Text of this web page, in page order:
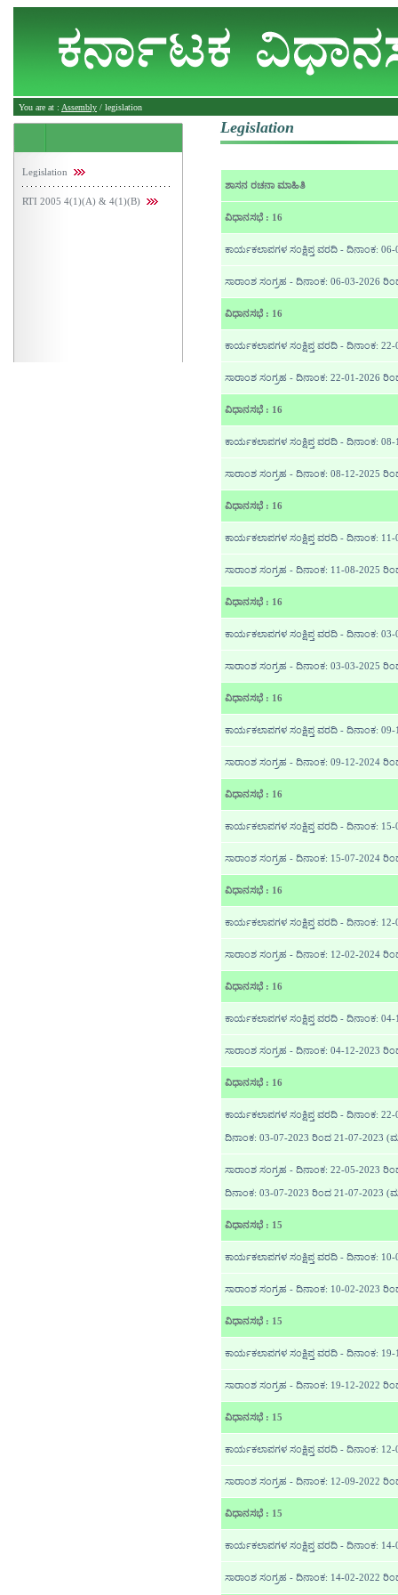
You are at : Assembly / legislation
Legislation
RTI 2005 4(1)(A) & 4(1)(B)
Legislation
ಶಾಸನ ರಚನಾ ಮಾಹಿತಿ
ವಿಧಾನಸಭೆ : 16
ಕಾರ್ಯಕಲಾಪಗಳ ಸಂಕ್ಷಿಪ್ತ ವರದಿ - ದಿನಾಂಕ:
ಸಾರಾಂಶ ಸಂಗ್ರಹ - ದಿನಾಂಕ: 06-03-2026
ವಿಧಾನಸಭೆ : 16
ಕಾರ್ಯಕಲಾಪಗಳ ಸಂಕ್ಷಿಪ್ತ ವರದಿ - ದಿನಾಂಕ:
ಸಾರಾಂಶ ಸಂಗ್ರಹ - ದಿನಾಂಕ: 22-01-2026
ವಿಧಾನಸಭೆ : 16
ಕಾರ್ಯಕಲಾಪಗಳ ಸಂಕ್ಷಿಪ್ತ ವರದಿ - ದಿನಾಂಕ:
ಸಾರಾಂಶ ಸಂಗ್ರಹ - ದಿನಾಂಕ: 08-12-2025
ವಿಧಾನಸಭೆ : 16
ಕಾರ್ಯಕಲಾಪಗಳ ಸಂಕ್ಷಿಪ್ತ ವರದಿ - ದಿನಾಂಕ:
ಸಾರಾಂಶ ಸಂಗ್ರಹ - ದಿನಾಂಕ: 11-08-2025
ವಿಧಾನಸಭೆ : 16
ಕಾರ್ಯಕಲಾಪಗಳ ಸಂಕ್ಷಿಪ್ತ ವರದಿ - ದಿನಾಂಕ:
ಸಾರಾಂಶ ಸಂಗ್ರಹ - ದಿನಾಂಕ: 03-03-2025
ವಿಧಾನಸಭೆ : 16
ಕಾರ್ಯಕಲಾಪಗಳ ಸಂಕ್ಷಿಪ್ತ ವರದಿ - ದಿನಾಂಕ:
ಸಾರಾಂಶ ಸಂಗ್ರಹ - ದಿನಾಂಕ: 09-12-2024
ವಿಧಾನಸಭೆ : 16
ಕಾರ್ಯಕಲಾಪಗಳ ಸಂಕ್ಷಿಪ್ತ ವರದಿ - ದಿನಾಂಕ:
ಸಾರಾಂಶ ಸಂಗ್ರಹ - ದಿನಾಂಕ: 15-07-2024
ವಿಧಾನಸಭೆ : 16
ಕಾರ್ಯಕಲಾಪಗಳ ಸಂಕ್ಷಿಪ್ತ ವರದಿ - ದಿನಾಂಕ:
ಸಾರಾಂಶ ಸಂಗ್ರಹ - ದಿನಾಂಕ: 12-02-2024
ವಿಧಾನಸಭೆ : 16
ಕಾರ್ಯಕಲಾಪಗಳ ಸಂಕ್ಷಿಪ್ತ ವರದಿ - ದಿನಾಂಕ:
ಸಾರಾಂಶ ಸಂಗ್ರಹ - ದಿನಾಂಕ: 04-12-2023
ವಿಧಾನಸಭೆ : 16
ಕಾರ್ಯಕಲಾಪಗಳ ಸಂಕ್ಷಿಪ್ತ ವರದಿ - ದಿನಾಂಕ:
ದಿನಾಂಕ: 03-07-2023 ರಿಂದ 21-07-2023
ಸಾರಾಂಶ ಸಂಗ್ರಹ - ದಿನಾಂಕ: 22-05-2023
ದಿನಾಂಕ: 03-07-2023 ರಿಂದ 21-07-2023
ವಿಧಾನಸಭೆ : 15
ಕಾರ್ಯಕಲಾಪಗಳ ಸಂಕ್ಷಿಪ್ತ ವರದಿ - ದಿನಾಂಕ:
ಸಾರಾಂಶ ಸಂಗ್ರಹ - ದಿನಾಂಕ: 10-02-2023
ವಿಧಾನಸಭೆ : 15
ಕಾರ್ಯಕಲಾಪಗಳ ಸಂಕ್ಷಿಪ್ತ ವರದಿ - ದಿನಾಂಕ:
ಸಾರಾಂಶ ಸಂಗ್ರಹ - ದಿನಾಂಕ: 19-12-2022
ವಿಧಾನಸಭೆ : 15
ಕಾರ್ಯಕಲಾಪಗಳ ಸಂಕ್ಷಿಪ್ತ ವರದಿ - ದಿನಾಂಕ:
ಸಾರಾಂಶ ಸಂಗ್ರಹ - ದಿನಾಂಕ: 12-09-2022
ವಿಧಾನಸಭೆ : 15
ಕಾರ್ಯಕಲಾಪಗಳ ಸಂಕ್ಷಿಪ್ತ ವರದಿ - ದಿನಾಂಕ:
ಸಾರಾಂಶ ಸಂಗ್ರಹ - ದಿನಾಂಕ: 14-02-2022